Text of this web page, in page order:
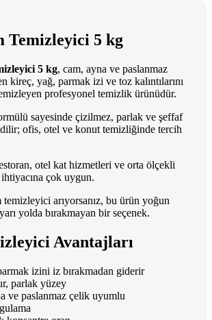
Temizleyici 5 kg
5 kg, cam, ayna ve paslanmaz
kireç, yağ, parmak izi ve toz kalıntılarını
profesyonel temizlik ürünüdür.
sayesinde çizilmez, parlak ve şeffaf
ofis, otel ve konut temizliğinde tercih
otel kat hizmetleri ve orta ölçekli
çok uygun.
arıyorsanız, bu ürün yoğun
yolda bırakmayan bir seçenek.
Avantajları
izini iz bırakmadan giderir
parlak yüzey
ve paslanmaz çelik uyumlu